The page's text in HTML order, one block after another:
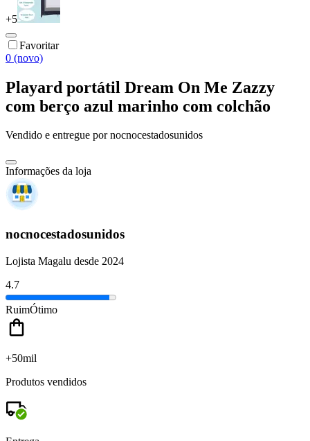
+5
Favoritar
0 (novo)
Playard portátil Dream On Me Zazzy
com berço azul marinho com colchão
Vendido e entregue por nocnocestadosunidos
Informações da loja
nocnocestadosunidos
Lojista Magalu desde 2024
4.7
RuimÓtimo
+50mil
Produtos vendidos